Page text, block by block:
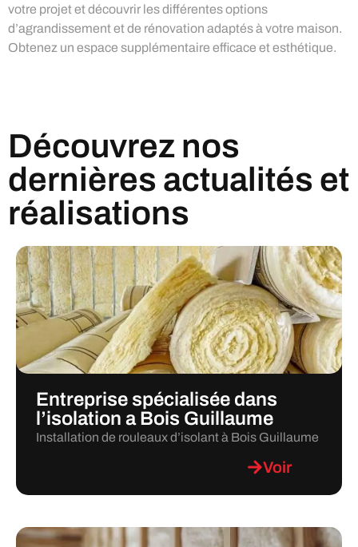
votre projet et découvrir les différentes options
d’agrandissement et de rénovation adaptés à votre maison.
Obtenez un espace supplémentaire efficace et esthétique.
Découvrez nos
dernières actualités et
réalisations
Entreprise spécialisée dans
l’isolation a Bois Guillaume
Installation de rouleaux d’isolant à Bois Guillaume
Voir